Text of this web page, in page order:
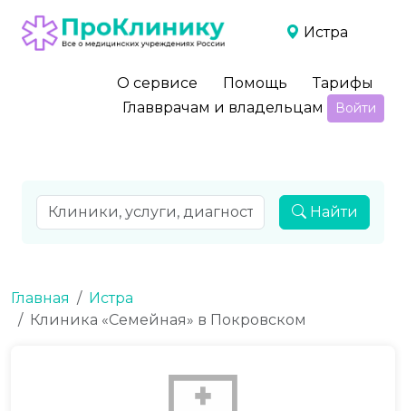
Истра
О сервисе Помощь
Тарифы
Главврачам и владельцам
Войти
Найти
Главная
Истра
Клиника «Семейная» в Покровском